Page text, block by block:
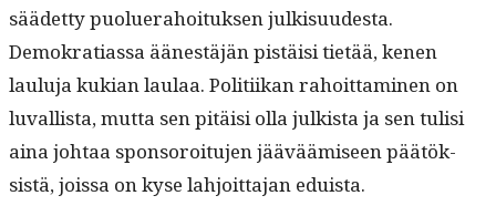
säädet­ty puoluer­a­hoituk­sen julk­isu­ud­es­ta.
Demokra­ti­as­sa äänestäjän pistäisi tietää, kenen
laulu­ja kukian laulaa. Poli­ti­ikan rahoit­ta­mi­nen on
luval­lista, mut­ta sen pitäisi olla julk­ista ja sen tulisi
aina johtaa spon­soroitu­jen jääväämiseen päätök­
sistä, jois­sa on kyse lahjoit­ta­jan eduista.